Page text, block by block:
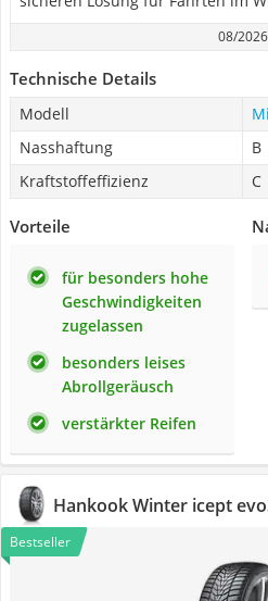
08/2026
Technische Details
Modell
Nasshaftung
B
Kraftstoffeffizienz
C
Vorteile
für besonders hohe
Geschwindigkeiten
zugelassen
besonders leises
Abrollgeräusch
verstärkter Reifen
Hankook Winter icept
Bestseller